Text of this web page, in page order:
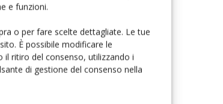
e funzioni.
o per fare scelte dettagliate. Le tue
È possibile modificare le
ritiro del consenso, utilizzando i
di gestione del consenso nella
di impianti
nel
scalabile, ampie
ha portato alla
di immagini